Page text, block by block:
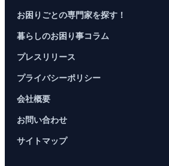
お困りごとの専門家を探す！
暮らしのお困り事コラム
プレスリリース
プライバシーポリシー
会社概要
お問い合わせ
サイトマップ